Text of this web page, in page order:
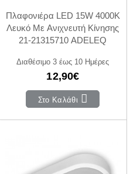
Πλαφονιέρα LED 15W 4000Κ
Λευκό Με Ανιχνευτή Κίνησης
21-21315710 ADELEQ
Διαθέσιμο 3 έως 10 Ημέρες
12,90€
Στο Καλάθι